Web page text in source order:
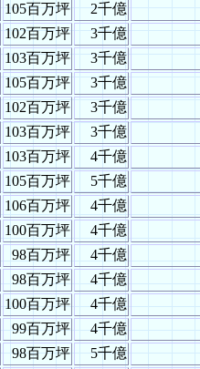
105百万坪
2千億
102百万坪
3千億
103百万坪
3千億
105百万坪
3千億
102百万坪
3千億
103百万坪
3千億
103百万坪
4千億
105百万坪
5千億
106百万坪
4千億
100百万坪
4千億
98百万坪
4千億
98百万坪
4千億
100百万坪
4千億
99百万坪
4千億
98百万坪
5千億